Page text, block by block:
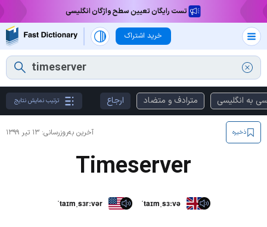
تست رایگان تعیین سطح واژگان انگلیسی
خرید اشتراک
به انگلیسی مترادف و متضاد ارجاع ترتیب نمایش نتایج
آخرین به‌روزرسانی: ۱۳ تیر ۱۳۹۹ ذخیره
Timeserver
ˈtaɪmˌsɜrːvər ˈtaɪmˌsɜːvə